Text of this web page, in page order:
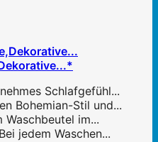
Schlafgefühl...
Bohemian-Stil und...
im...
jedem Waschen...